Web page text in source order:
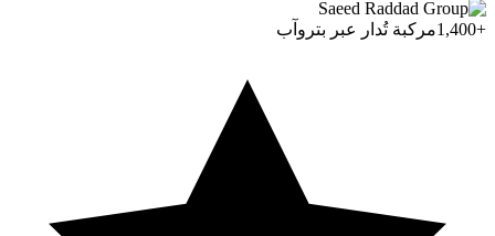
+1,400 مركبة تُدار عبر بتروآب